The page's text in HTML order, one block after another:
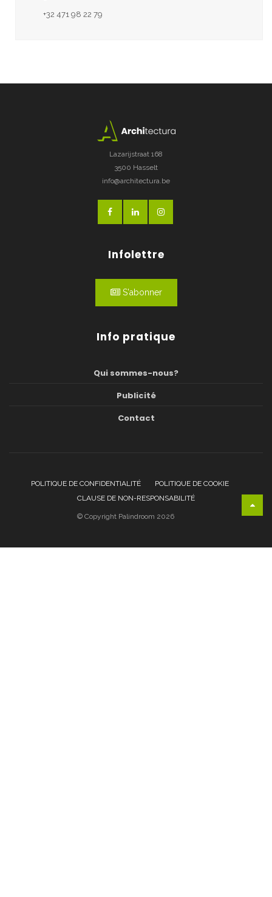
+32 471 98 22 79
Lazarijstraat 168
3500 Hasselt
info@architectura.be
Infolettre
S'abonner
Info pratique
Qui sommes-nous?
Publicité
Contact
POLITIQUE DE CONFIDENTIALITÉ
POLITIQUE DE COOKIE
CLAUSE DE NON-RESPONSABILITÉ
© Copyright Palindroom 2026